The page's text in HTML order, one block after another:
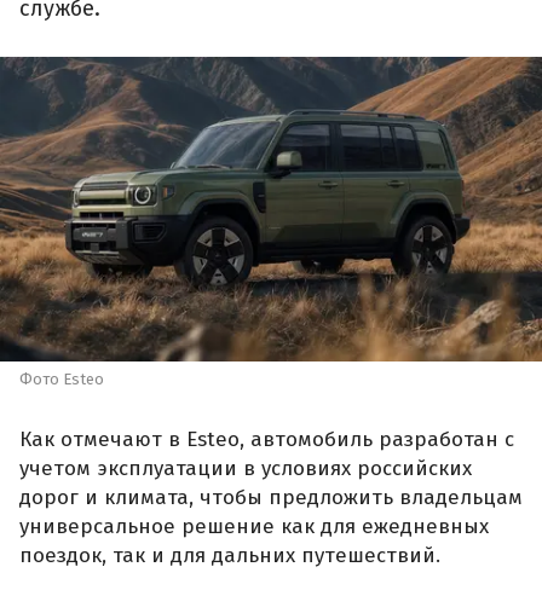
службе.
Фото Esteo
Как отмечают в Esteo, автомобиль разработан с
учетом эксплуатации в условиях российских
дорог и климата, чтобы предложить владельцам
универсальное решение как для ежедневных
поездок, так и для дальних путешествий.